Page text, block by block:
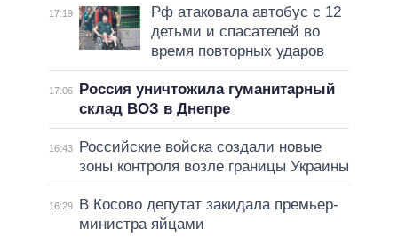
17:19
Рф атаковала автобус с 12
детьми и спасателей во
время повторных ударов
17:06
Россия уничтожила гуманитарный
склад ВОЗ в Днепре
16:43
Российские войска создали новые
зоны контроля возле границы Украины
16:29
В Косово депутат закидала премьер-
министра яйцами